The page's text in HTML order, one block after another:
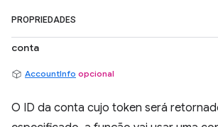
PROPRIEDADES
conta
AccountInfo opcional
O ID da conta cujo token será